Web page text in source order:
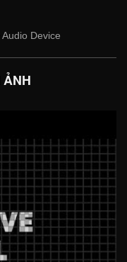
Device